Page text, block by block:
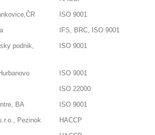
ISO 9001
IFS, BRC, ISO 9001
podnik,
ISO 9001
ISO 9001
ISO 22000
BA ISO 9001
Pezinok HACCP